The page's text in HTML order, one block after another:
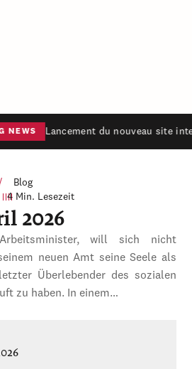
NEWS Lancement du nouveau site
Blog
4 Min. Lesezeit
2026
will sich nicht
neuen Amt seine Seele als
Überlebender des sozialen
zu haben. In einem…